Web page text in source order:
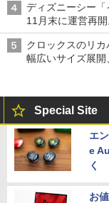
ディズニーシー
11月末に運営再
は1500円
クロックスのリ
幅広いサイズ展
Special Site
エ
e
く
お